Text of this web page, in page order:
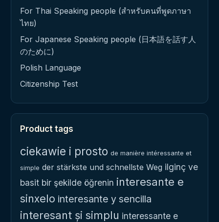
For Thai Speaking people (สำหรับคนที่พูดภาษา
ไทย)
For Japanese Speaking people (日本語を話す人
のために)
Polish Language
Citizenship Test
Product tags
ciekawie i prosto de manière intéressante et
simple der stärkste und schnellste Weg ilginç ve
basit bir şekilde öğrenin interesante e
sinxelo interesante y sencilla
interesant și simplu interessante e